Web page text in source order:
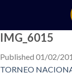
content
IMG_6015
Published 01/02/
TORNEO